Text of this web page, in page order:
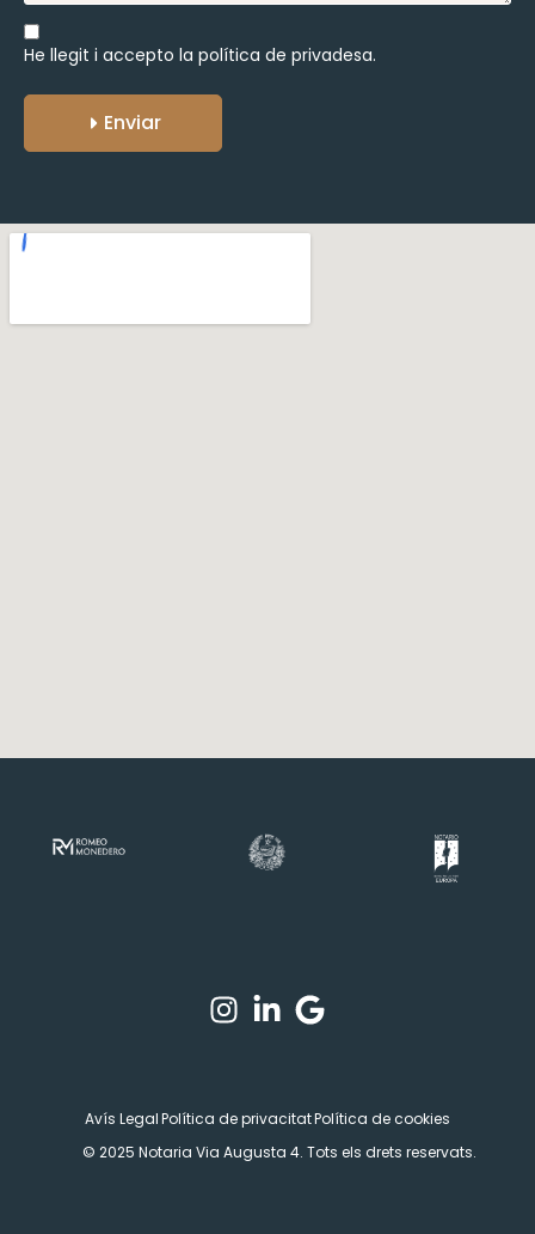
He llegit i accepto la política de privadesa.
Enviar
© 2025 Notaria Via Augusta 4. Tots els drets reservats.
Avís LegalPolítica de privacitatPolítica de cookies